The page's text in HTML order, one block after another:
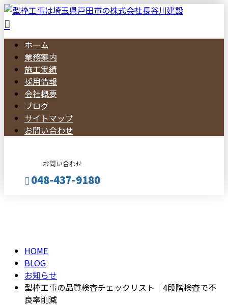
ホーム
業務案内
施工実績
採用情報
会社概要
ブログ
サイトマップ
お問い合わせ
お問い合わせ
048-437-9180
HOME
BLOG
お知らせ
型枠工事の品質検査チェックリスト｜4段階検査で不
良率削減